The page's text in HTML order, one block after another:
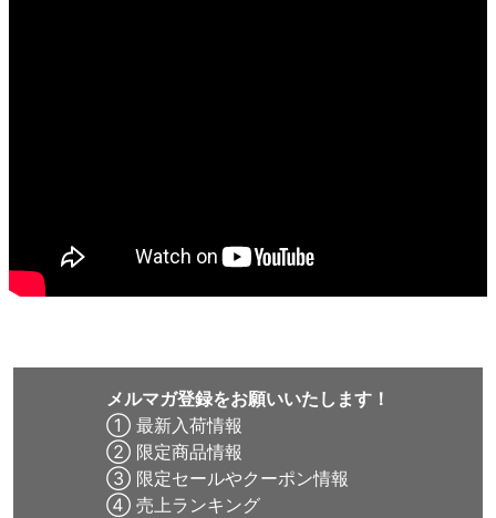
メルマガ登録をお願いいたします！
① 最新入荷情報
② 限定商品情報
③ 限定セールやクーポン情報
④ 売上ランキング